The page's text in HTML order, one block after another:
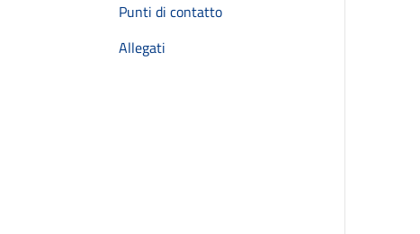
Punti di contatto
Allegati